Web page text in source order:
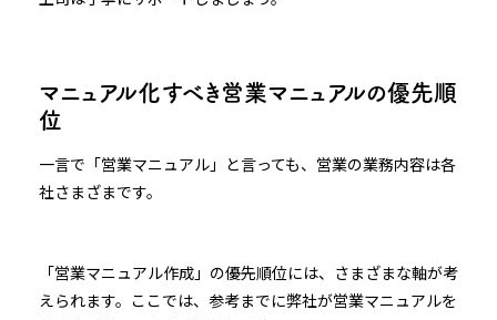
マニュアル化すべき営業マニュアルの優先順
位
一言で「営業マニュアル」と言っても、営業の業務内容は各
社さまざまです。
「営業マニュアル作成」の優先順位には、さまざまな軸が考
えられます。ここでは、参考までに弊社が営業マニュアルを